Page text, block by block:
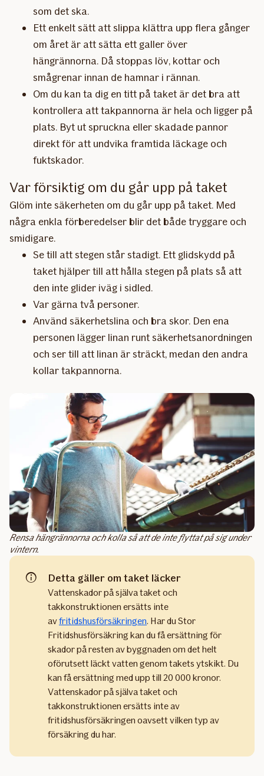
som det ska.
Ett enkelt sätt att slippa klättra upp flera gånger
om året är att sätta ett galler över
hängrännorna. Då stoppas löv, kottar och
smågrenar innan de hamnar i rännan.
Om du kan ta dig en titt på taket är det bra att
kontrollera att takpannorna är hela och ligger på
plats. Byt ut spruckna eller skadade pannor
direkt för att undvika framtida läckage och
fuktskador.
Var försiktig om du går upp på taket
Glöm inte säkerheten om du går upp på taket. Med
några enkla förberedelser blir det både tryggare och
smidigare.
Se till att stegen står stadigt. Ett glidskydd på
taket hjälper till att hålla stegen på plats så att
den inte glider iväg i sidled.
Var gärna två personer.
Använd säkerhetslina och bra skor. Den ena
personen lägger linan runt säkerhetsanordningen
och ser till att linan är sträckt, medan den andra
kollar takpannorna.
Rensa hängrännorna och kolla så att de inte flyttat på sig under
vintern.
Detta gäller om taket läcker
Vattenskador på själva taket och
takkonstruktionen ersätts inte
avfritidshusförsäkringen. Har du Stor
Fritidshusförsäkring kan du få ersättning för
skador på resten av byggnaden om det helt
oförutsett läckt vatten genom takets ytskikt. Du
kan få ersättning med upp till 20 000 kronor.
Vattenskador på själva taket och
takkonstruktionen ersätts inte av
fritidshusförsäkringen oavsett vilken typ av
försäkring du har.